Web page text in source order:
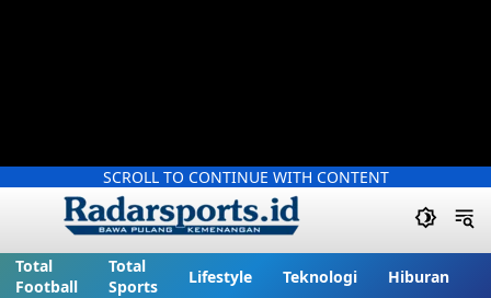
SCROLL TO CONTINUE WITH CONTENT
Total
Football
Total
Sports
Lifestyle Teknologi Hiburan